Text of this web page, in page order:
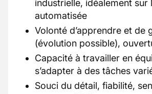
industrielle, idéalement sur
automatisée
Volonté d’apprendre et de
(évolution possible),
Capacité à travailler en
s’adapter à des tâches
Souci du détail, fiabilité,